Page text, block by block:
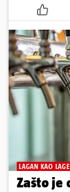
LAGAN KAO
Zašto je